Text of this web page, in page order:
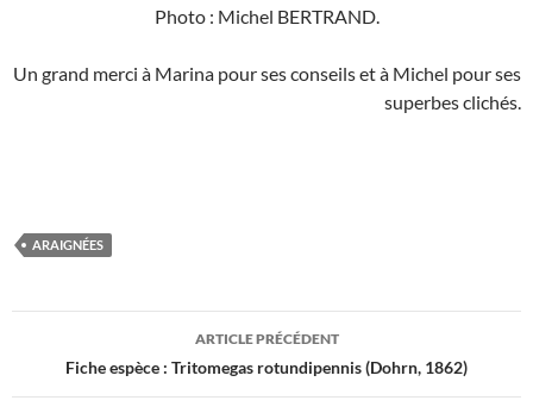
Photo : Michel BERTRAND.
Un grand merci à Marina pour ses conseils et à Michel pour ses
superbes clichés.
ARAIGNÉES
ARTICLE PRÉCÉDENT
Fiche espèce : Tritomegas rotundipennis (Dohrn, 1862)